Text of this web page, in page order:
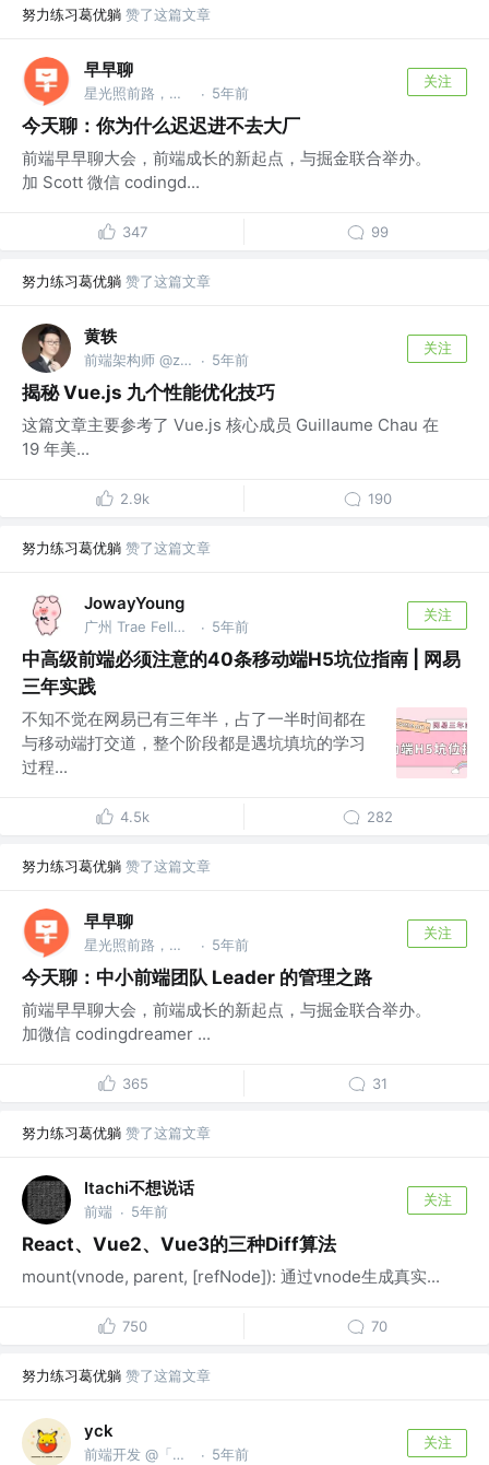
努力练习葛优躺 赞了这篇文章
早早聊
星光照前路，菜鸟先飞 @早早聊 · 5年前
关注
今天聊：你为什么迟迟进不去大厂
前端早早聊大会，前端成长的新起点，与掘金联合举办。
加 Scott 微信 codingd...
347 99
努力练习葛优躺 赞了这篇文章
黄轶
前端架构师 @zoom.us · 5年前
关注
揭秘 Vue.js 九个性能优化技巧
这篇文章主要参考了 Vue.js 核心成员 Guillaume Chau 在
19 年美...
2.9k 190
努力练习葛优躺 赞了这篇文章
JowayYoung
广州 Trae Fellow，前网易资深前端，总结大师 @网易 · 5年前
关注
中高级前端必须注意的40条移动端H5坑位指南 | 网易
三年实践
不知不觉在网易已有三年半，占了一半时间都在
与移动端打交道，整个阶段都是遇坑填坑的学习
过程...
4.5k 282
努力练习葛优躺 赞了这篇文章
早早聊
星光照前路，菜鸟先飞 @早早聊 · 5年前
关注
今天聊：中小前端团队 Leader 的管理之路
前端早早聊大会，前端成长的新起点，与掘金联合举办。
加微信 codingdreamer ...
365 31
努力练习葛优躺 赞了这篇文章
Itachi不想说话
前端 · 5年前
关注
React、Vue2、Vue3的三种Diff算法
mount(vnode, parent, [refNode]): 通过vnode生成真实...
750 70
努力练习葛优躺 赞了这篇文章
yck
前端开发 @「前端真好玩」公众号作者 · 5年前
关注